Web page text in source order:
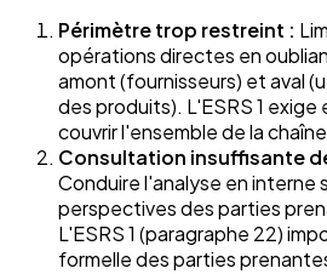
Périmètre trop restreint :
opérations directes en
amont (fournisseurs) et aval
des produits). L'ESRS 1
couvrir l'ensemble de la
Consultation insuffisante
Conduire l'analyse en interne
perspectives des parties
L'ESRS 1 (paragraphe 22)
formelle des parties